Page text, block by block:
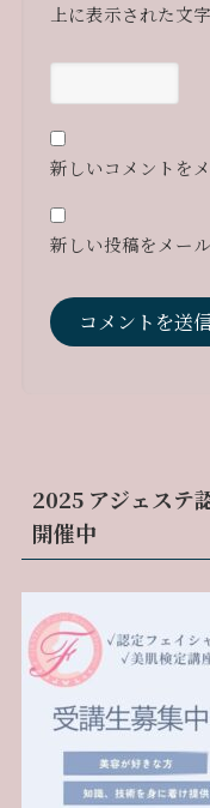
上に表示された文
新しいコメントを
新しい投稿をメー
2025 アジェステ
開催中